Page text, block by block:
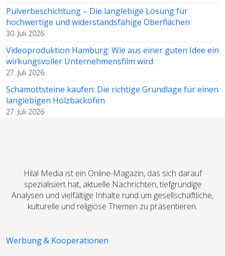
Pulverbeschichtung – Die langlebige Lösung für
hochwertige und widerstandsfähige Oberflächen
30. Juli 2026
Videoproduktion Hamburg: Wie aus einer guten Idee ein
wirkungsvoller Unternehmensfilm wird
27. Juli 2026
Schamottsteine kaufen: Die richtige Grundlage für einen
langlebigen Holzbackofen
27. Juli 2026
Hilal Media ist ein Online-Magazin, das sich darauf
spezialisiert hat, aktuelle Nachrichten, tiefgründige
Analysen und vielfältige Inhalte rund um gesellschaftliche,
kulturelle und religiöse Themen zu präsentieren.
Werbung & Kooperationen